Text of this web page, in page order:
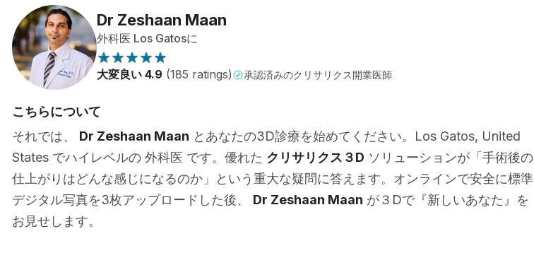
Dr Zeshaan Maan
外科医 Los Gatosに
大変良い 4.9 (185 ratings) 承認済みのクリサリクス開業医師
こちらについて
それでは、 Dr Zeshaan Maan とあなたの3D診療を始めてください。Los Gatos, United
States でハイレベルの 外科医 です。優れた クリサリクス３D ソリューションが「手術後の
仕上がりはどんな感じになるのか」という重大な疑問に答えます。オンラインで安全に標準
デジタル写真を3枚アップロードした後、 Dr Zeshaan Maan が３Dで『新しいあなた』を
お見せします。